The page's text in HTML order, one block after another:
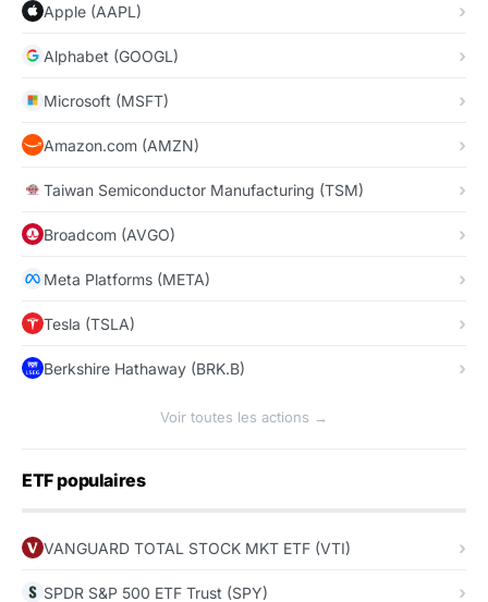
Apple (AAPL)
Alphabet (GOOGL)
Microsoft (MSFT)
Amazon.com (AMZN)
Taiwan Semiconductor Manufacturing (TSM)
Broadcom (AVGO)
Meta Platforms (META)
Tesla (TSLA)
Berkshire Hathaway (BRK.B)
Voir toutes les actions →
ETF populaires
VANGUARD TOTAL STOCK MKT ETF (VTI)
SPDR S&P 500 ETF Trust (SPY)